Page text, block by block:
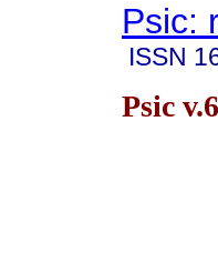
Psic:
ISSN
Psic